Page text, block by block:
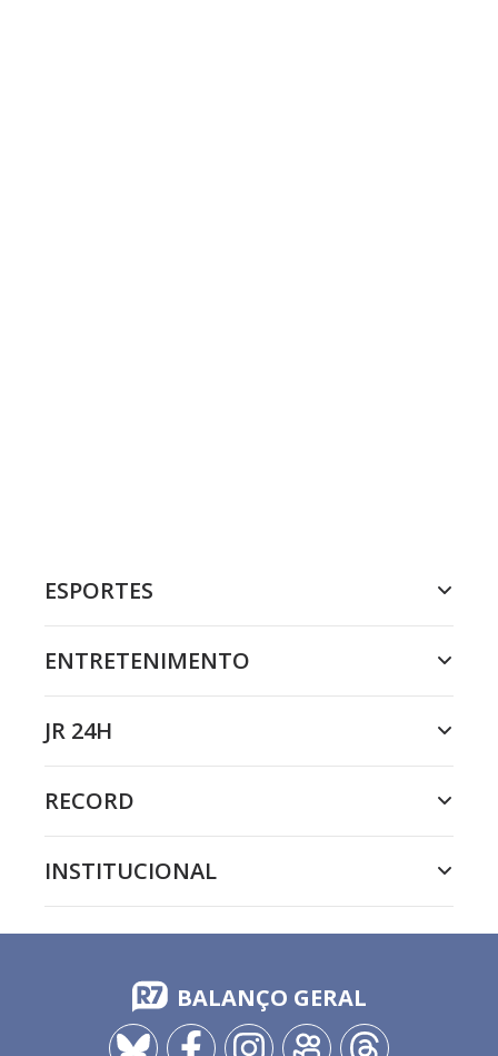
ESPORTES
ENTRETENIMENTO
JR 24H
RECORD
INSTITUCIONAL
BALANÇO GERAL